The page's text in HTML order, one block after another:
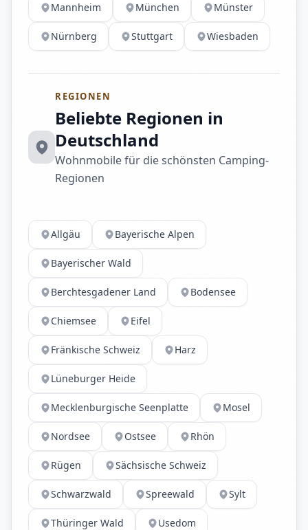
Mannheim München Münster
Nürnberg Stuttgart Wiesbaden
REGIONEN
Beliebte Regionen in
Deutschland
Wohnmobile für die schönsten Camping-
Regionen
Allgäu Bayerische Alpen
Bayerischer Wald
Berchtesgadener Land Bodensee
Chiemsee Eifel
Fränkische Schweiz Harz
Lüneburger Heide
Mecklenburgische Seenplatte Mosel
Nordsee Ostsee Rhön
Rügen Sächsische Schweiz
Schwarzwald Spreewald Sylt
Thüringer Wald Usedom